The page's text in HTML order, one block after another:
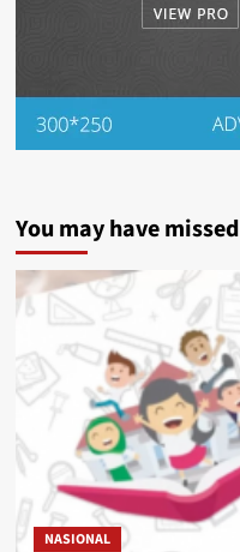
You may have missed
NASIONAL